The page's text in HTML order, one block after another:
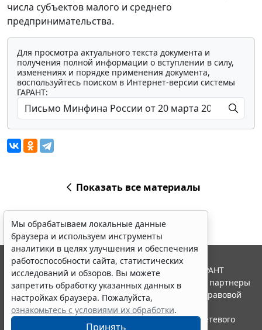
числа субъектов малого и среднего
предпринимательства.
Для просмотра актуального текста документа и
получения полной информации о вступлении в силу,
изменениях и порядке применения документа,
воспользуйтесь поиском в Интернет-версии системы
ГАРАНТ:
Показать все материалы
Мы обрабатываем локальные данные
браузера и используем инструменты
аналитики в целях улучшения и обеспечения
работоспособности сайта, статистических
исследований и обзоров. Вы можете
запретить обработку указанных данных в
настройках браузера. Пожалуйста,
ознакомьтесь с условиями их обработки.
Принять
© ООО "НПП "ГАРАНТ-СЕРВИС", 2026. Система ГАРАНТ
выпускается с 1990 года. Компания "Гарант" и ее партнеры
являются участниками Российской ассоциации правовой
информации ГАРАНТ.
Портал ГАРАНТ.РУ зарегистрирован в качестве сетевого